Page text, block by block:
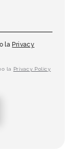
la Privacy
la Privacy Policy